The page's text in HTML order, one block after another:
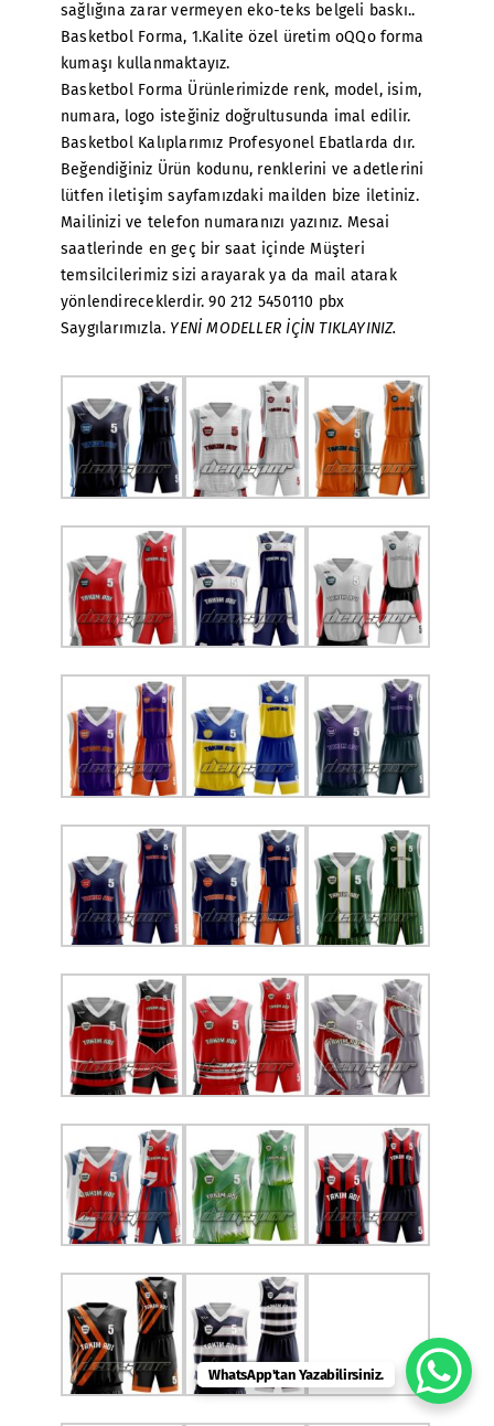
sağlığına zarar vermeyen eko-teks belgeli baskı..
Basketbol Forma, 1.Kalite özel üretim oQQo forma
kumaşı kullanmaktayız.
Basketbol Forma Ürünlerimizde renk, model, isim,
numara, logo isteğiniz doğrultusunda imal edilir.
Basketbol Kalıplarımız Profesyonel Ebatlarda dır.
Beğendiğiniz Ürün kodunu, renklerini ve adetlerini
lütfen iletişim sayfamızdaki mailden bize iletiniz.
Mailinizi ve telefon numaranızı yazınız. Mesai
saatlerinde en geç bir saat içinde Müşteri
temsilcilerimiz sizi arayarak ya da mail atarak
yönlendireceklerdir. 90 212 5450110 pbx
Saygılarımızla. YENİ MODELLER İÇİN TIKLAYINIZ.
WhatsApp'tan Yazabilirsiniz.